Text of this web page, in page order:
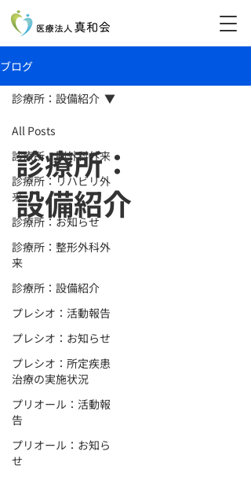
ブログ
All Posts
診療所：脳外科外来
診療所：リハビリ外
来
診療所：お知らせ
診療所：整形外科外
来
診療所：設備紹介
プレシオ：活動報告
プレシオ：お知らせ
プレシオ：所定疾患
治療の実施状況
プリオール：活動報
告
プリオール：お知ら
せ
診療所：設備紹介
診療所：
設備紹介